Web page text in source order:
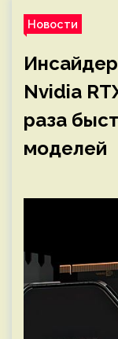
Новости
Nvidia
раза
моделей